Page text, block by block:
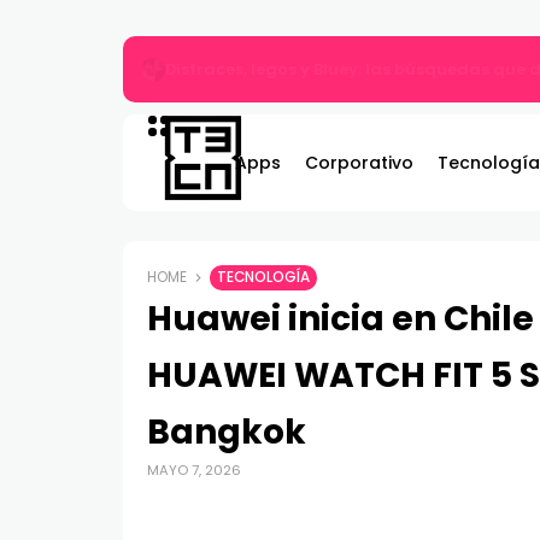
Apps Corporativo Tecnología
HOME TECNOLOGÍA
Huawei inicia en
HUAWEI WATCH FIT
Bangkok
MAYO 7, 2026